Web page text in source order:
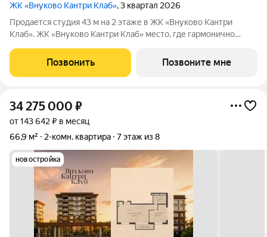
ЖК «Внуково Кантри Клаб», 3 квартал 2026
Продается студия 43 м на 2 этаже в ЖК «Внуково Кантри
Клаб». ЖК «Внуково Кантри Клаб» место, где гармонично
мегаполиса. Пространство, созданное для тех, кто ценит
уединение, премиальный сервис и
Позвонить Позвоните мне
34 275 000 ₽
от 143 642 ₽ в месяц
66,9 м²
2-комн. квартира 7 этаж из 8
новостройка